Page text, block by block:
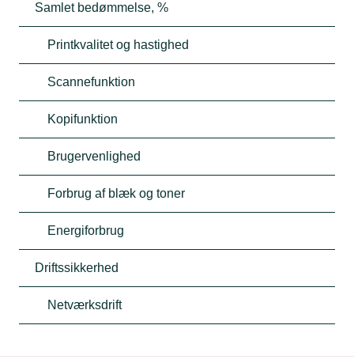
Samlet bedømmelse, %
Printkvalitet og hastighed
Scannefunktion
Kopifunktion
Brugervenlighed
Forbrug af blæk og toner
Energiforbrug
Driftssikkerhed
Netværksdrift